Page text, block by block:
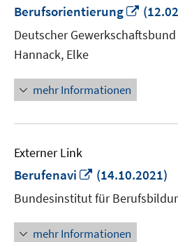
Berufsorientierung
In
neuem
Deutscher Gewerkschaftsbund
Hannack, Elke
mehr Informationen
Externer Link
Berufenavi
In
neuem
Fenster
öffnen
(14.10.2021)
Bundesinstitut für
mehr Informationen